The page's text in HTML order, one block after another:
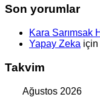
Son yorumlar
Kara Sarımsak
Yapay Zeka için
Takvim
Ağustos 2026